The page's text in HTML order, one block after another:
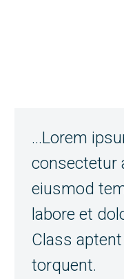
…Lorem
consectetur
eiusmod
labore et
Class
torquent.